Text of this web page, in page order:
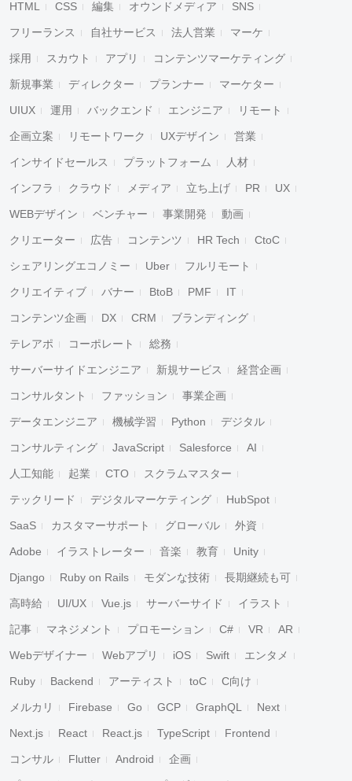
HTML CSS 編集 オウンドメディア SNS
フリーランス 自社サービス 法人営業 マーケ
採用 スカウト アプリ コンテンツマーケティング
新規事業 ディレクター プランナー マーケター
UIUX 運用 バックエンド エンジニア リモート
企画立案 リモートワーク UXデザイン 営業
インサイドセールス プラットフォーム 人材
インフラ クラウド メディア 立ち上げ PR UX
WEBデザイン ベンチャー 事業開発 動画
クリエーター 広告 コンテンツ HR Tech CtoC
シェアリングエコノミー Uber フルリモート
クリエイティブ バナー BtoB PMF IT
コンテンツ企画 DX CRM ブランディング
テレアポ コーポレート 総務
サーバーサイドエンジニア 新規サービス 経営企画
コンサルタント ファッション 事業企画
データエンジニア 機械学習 Python デジタル
コンサルティング JavaScript Salesforce AI
人工知能 起業 CTO スクラムマスター
テックリード デジタルマーケティング HubSpot
SaaS カスタマーサポート グローバル 外資
Adobe イラストレーター 音楽 教育 Unity
Django Ruby on Rails モダンな技術 長期継続も可
高時給 UI/UX Vue.js サーバーサイド イラスト
記事 マネジメント プロモーション C# VR AR
Webデザイナー Webアプリ iOS Swift エンタメ
Ruby Backend アーティスト toC C向け
メルカリ Firebase Go GCP GraphQL Next
Next.js React React.js TypeScript Frontend
コンサル Flutter Android 企画